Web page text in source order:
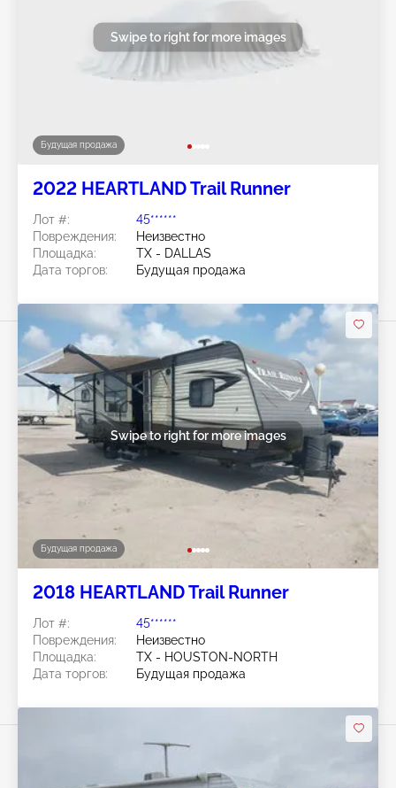
Будущая продажа
Swipe to right for more images
2022 HEARTLAND Trail Runner
Лот #:
45******
Повреждения:
Неизвестно
Площадка:
TX - DALLAS
Дата торгов:
Будущая продажа
Будущая продажа
Swipe to right for more images
2018 HEARTLAND Trail Runner
Лот #:
45******
Повреждения:
Неизвестно
Площадка:
TX - HOUSTON-NORTH
Дата торгов:
Будущая продажа